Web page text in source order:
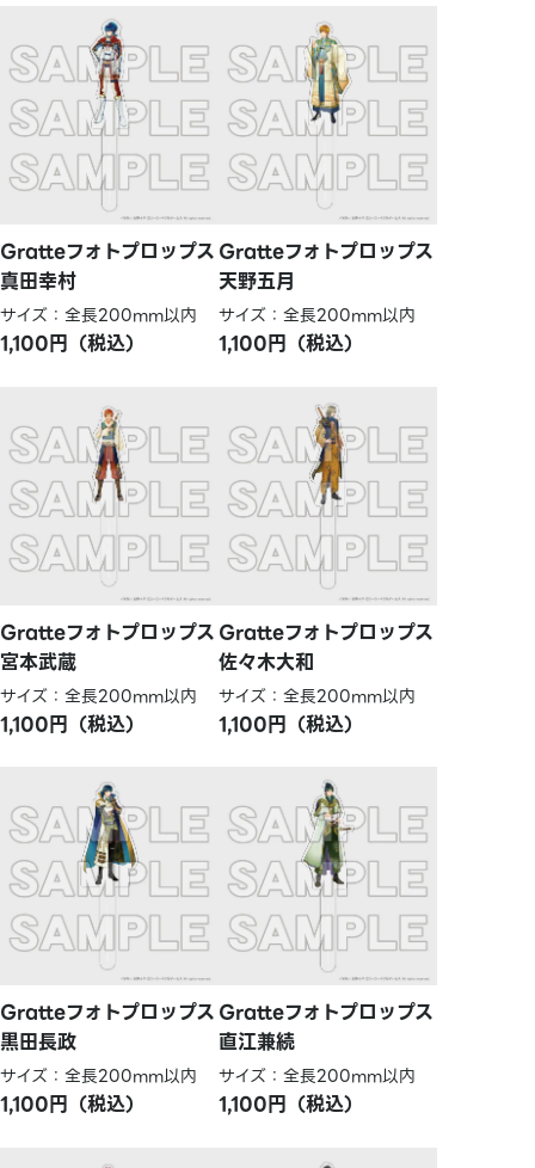
Gratteフォトプロップス
真田幸村
サイズ：全長200mm以内
1,100円（税込）
Gratteフォトプロップス
天野五月
サイズ：全長200mm以内
1,100円（税込）
Gratteフォトプロップス
宮本武蔵
サイズ：全長200mm以内
1,100円（税込）
Gratteフォトプロップス
佐々木大和
サイズ：全長200mm以内
1,100円（税込）
Gratteフォトプロップス
黒田長政
サイズ：全長200mm以内
1,100円（税込）
Gratteフォトプロップス
直江兼続
サイズ：全長200mm以内
1,100円（税込）